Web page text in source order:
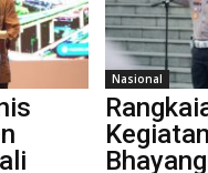
Nasional